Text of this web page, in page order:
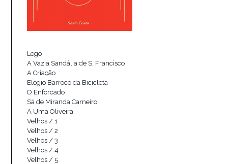
Lego
A Vazia Sandália de S. Francisco
A Criação
Elogio Barroco da Bicicleta
O Enforcado
Sá de Miranda Carneiro
A Uma Oliveira
Velhos / 1
Velhos / 2
Velhos / 3
Velhos / 4
Velhos / 5